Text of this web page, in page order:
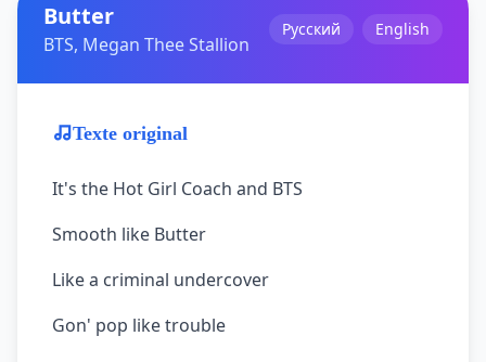
Butter
BTS, Megan Thee Stallion
Русский English
Texte original
It's the Hot Girl Coach and BTS
Smooth like Butter
Like a criminal undercover
Gon' pop like trouble